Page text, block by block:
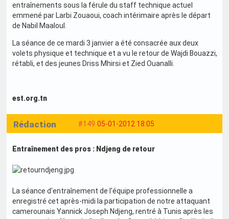
entraînements sous la férule du staff technique actuel
emmené par Larbi Zouaoui, coach intérimaire après le départ
de Nabil Maaloul.
La séance de ce mardi 3 janvier a été consacrée aux deux
volets physique et technique et a vu le retour de Wajdi Bouazzi,
rétabli, et des jeunes Driss Mhirsi et Zied Ouanalli.
est.org.tn
#149 05-01-2012 18:05
Rédaction
Entraînement des pros : Ndjeng de retour
La séance d'entraînement de l'équipe professionnelle a
enregistré cet après-midi la participation de notre attaquant
camerounais Yannick Joseph Ndjeng, rentré à Tunis après les